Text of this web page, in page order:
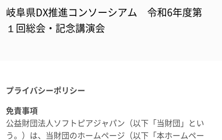
岐阜県DX推進コンソーシアム 令和6年度第
１回総会・記念講演会
プライバシーポリシー
免責事項
公益財団法人ソフトピアジャパン（以下「当財団」とい
う。）は、当財団のホームページ（以下「本ホームペー